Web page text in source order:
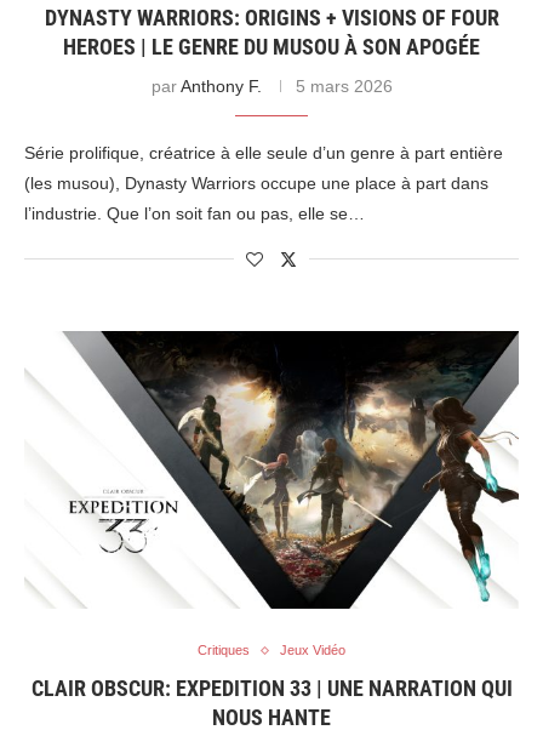
DYNASTY WARRIORS: ORIGINS + VISIONS OF FOUR
HEROES | LE GENRE DU MUSOU À SON APOGÉE
parAnthony F. 5 mars 2026
Série prolifique, créatrice à elle seule d’un genre à part entière
(les musou), Dynasty Warriors occupe une place à part dans
l’industrie. Que l’on soit fan ou pas, elle se…
Critiques Jeux Vidéo
CLAIR OBSCUR: EXPEDITION 33 | UNE NARRATION QUI
NOUS HANTE